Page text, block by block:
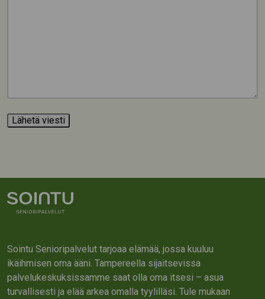
Sointu Senioripalvelut tarjoaa elämää, jossa kuuluu
ikäihmisen oma ääni. Tampereella sijaitsevissa
palvelukeskuksissamme saat olla oma itsesi – asua
turvallisesti ja elää arkea omalla tyylilläsi. Tule mukaan